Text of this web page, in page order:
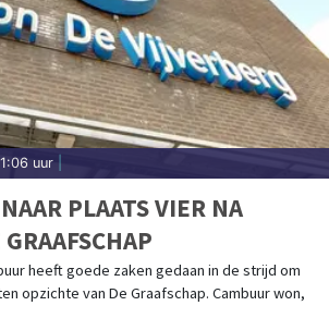
uur
PLAATS VIER NA
heeft goede zaken gedaan in de strijd om
opzichte van De Graafschap. Cambuur won,